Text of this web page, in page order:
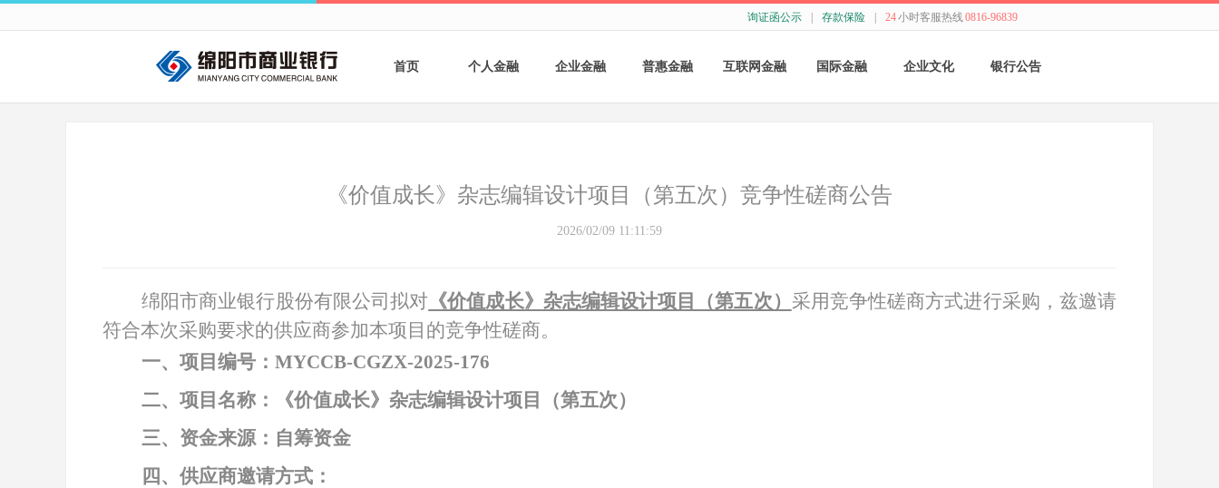
询证函公示 存款保险 24小时客服热线0816-96839
首页 个人金融
财富管理
企业金融
票据融资
担保与承诺
普惠金融 互联网金融 国际金融
特色业务
企业文化
经营哲学
银行公告
《价值成长》杂志编辑设计项目（第五次）竞争性磋商公告
2026/02/09 11:11:59
绵阳市商业银行股份有限公司拟对 《价值成长》杂志编辑设计项目（第五次） 采用竞争性磋商方式进行采购，兹邀请
符合本次采购要求的供应商参加本项目的竞争性磋商。
一、项目编号： MYCCB-CGZX-2025-176
二、项目名称：《价值成长》杂志编辑设计项目（第五次）
三、资金来源：自筹资金
四、供应商邀请方式：